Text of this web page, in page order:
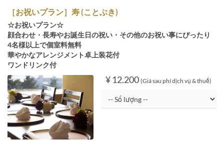
［お祝いプラン］寿 (ことぶき)
☆お祝いプラン☆
顔合わせ・長寿やお誕生日の祝い・その他のお祝い事にぴったり
4名様以上で個室料無料
華やかなアレンジメント卓上装花付
ワンドリンク付
¥ 12.200 (Giá sau phí dịch vụ & thuế)